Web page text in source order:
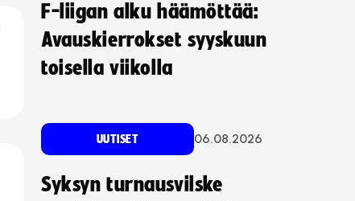
F-liigan alku häämöttää:
Avauskierrokset syyskuun
toisella viikolla
UUTISET 06.08.2026
Syksyn turnausvilske